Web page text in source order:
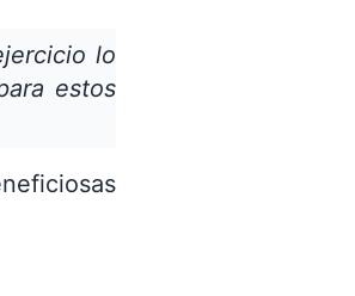
lo
estos